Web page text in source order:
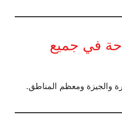
في جميع
والجيزة ومعظم المناطق.